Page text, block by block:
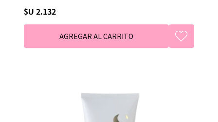
cabellos que se vuelven más esponjosos y fáciles de
desenredar, superando la prueba del peine.
$U 2.132